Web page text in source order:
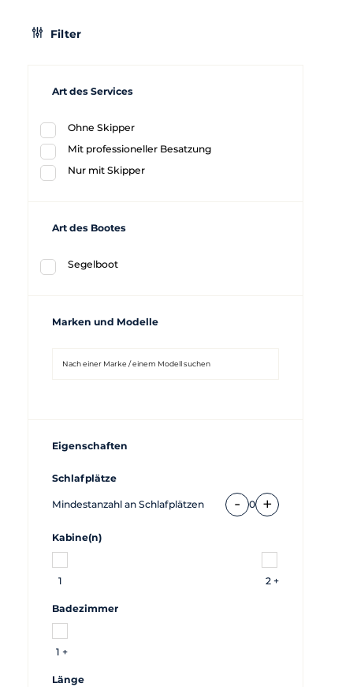
Filter
Art des Services
Ohne Skipper
Mit professioneller Besatzung
Nur mit Skipper
Art des Bootes
Segelboot
Marken und Modelle
Eigenschaften
Schlafplätze
Mindestanzahl an Schlafplätzen - 0 +
Kabine(n)
1 2 +
Badezimmer
1 +
Länge